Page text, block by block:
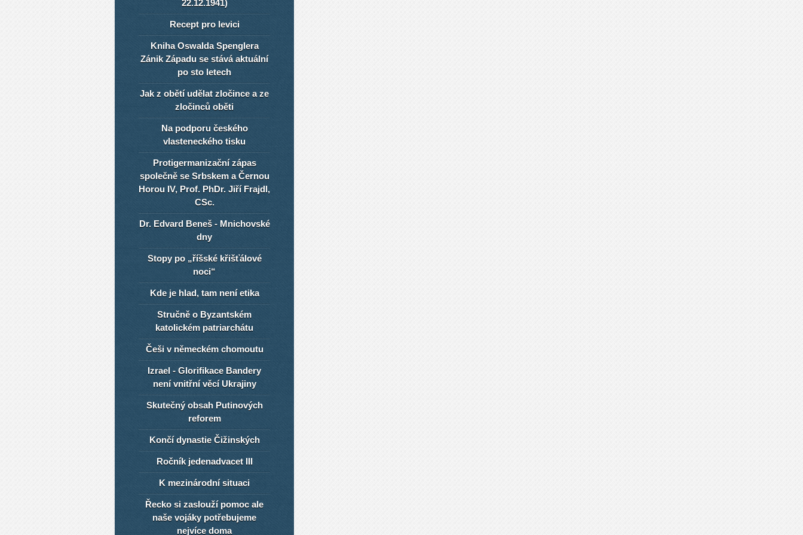
22.12.1941)
Recept pro levici
Kniha Oswalda Spenglera
Zánik Západu se stává aktuální
po sto letech
Jak z obětí udělat zločince a ze
zločinců oběti
Na podporu českého
vlasteneckého tisku
Protigermanizační zápas
společně se Srbskem a Černou
Horou IV, Prof. PhDr. Jiří Frajdl,
CSc.
Dr. Edvard Beneš - Mnichovské
dny
Stopy po „říšské křišťálové
noci“
Kde je hlad, tam není etika
Stručně o Byzantském
katolickém patriarchátu
Češi v německém chomoutu
Izrael - Glorifikace Bandery
není vnitřní věcí Ukrajiny
Skutečný obsah Putinových
reforem
Končí dynastie Čižinských
Ročník jedenadvacet III
K mezinárodní situaci
Řecko si zaslouží pomoc ale
naše vojáky potřebujeme
nejvíce doma